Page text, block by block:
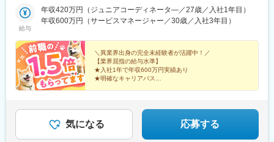
駅、横川駅、的場町駅、高松駅(香川県)、西鉄福岡駅、祇園駅(福
岡県)、平和通駅、黒崎駅前駅、長崎駅前駅、通町筋駅、新水前寺
条駅、仙台駅、仙台駅(地下鉄)、川越市駅、新千葉駅、栄町駅(千
葉県)、京成八幡駅、末広町駅(東京都)、府中競馬正門前駅、馬車
道駅、梶が谷駅、反町駅、電鉄富山駅・エスタ前駅、北松本駅、
日吉町駅、第一通り駅、太閤通駅、車道駅、四日市駅、びわ湖浜
大津駅、大宮駅(京都府)、清水五条駅、西大路三条駅、桃山駅、阿
阪府)、長堀橋駅、西川緑道公園駅、横川駅(広島県)、猿猴橋町
駅、片原町駅(香川県)、市役所前駅(愛媛県)、中洲川端駅、天神南
駅、西黒崎駅、旦過駅、長崎駅(長崎県)、九品寺交差点駅、国府駅
ス】◇地元採用・転勤なし可■東北／北海道、青森、岩手、宮城、
山形、福島■関東甲信越／茨城、栃木、群馬、埼玉、千葉、東京、
神奈川、新潟、富山、山梨、長野■東海／岐阜、静岡、愛知、三重
山、広島、山口、徳島、香川、愛媛、高知■九州／福岡、佐賀、長
崎、熊本、大分、宮崎、鹿児島、沖縄☆江戸川・川崎・湘南・川
越・香川・徳島・青森・多摩川にて新規オープン★別事業へのキ
ャリアチェンジによる昇格可能☆ページ下部「勤務地の一例」も
ご参照ください【2／全国マネージャーコース】◆全国募集／引越
在地はHP参照⇒養成期間後の勤務地は現在お住まいの地域又はジ
ェネラルマネージャーと相談の上決定◆引越し手当支給・家賃無
料の借り上げ社宅提供☆早期キャリアアップしたい方に最適なポ
給与
年収420万円（ジュニアコーディネータ―／27歳／入社1年目）
年収600万円（サービスマネージャー／30歳／入社3年目）
＼異業界出身の完全未経験者が活躍中！／
【業界屈指の給与水準】
★入社1年で年収600万円実績あり
★明確なキャリアパス
気になる 応募する